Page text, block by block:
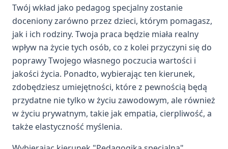
Twój wkład jako pedagog specjalny zostanie
doceniony zarówno przez dzieci, którym pomagasz,
jak i ich rodziny. Twoja praca będzie miała realny
wpływ na życie tych osób, co z kolei przyczyni się do
poprawy Twojego własnego poczucia wartości i
jakości życia. Ponadto, wybierając ten kierunek,
zdobędziesz umiejętności, które z pewnością będą
przydatne nie tylko w życiu zawodowym, ale również
w życiu prywatnym, takie jak empatia, cierpliwość, a
także elastyczność myślenia.